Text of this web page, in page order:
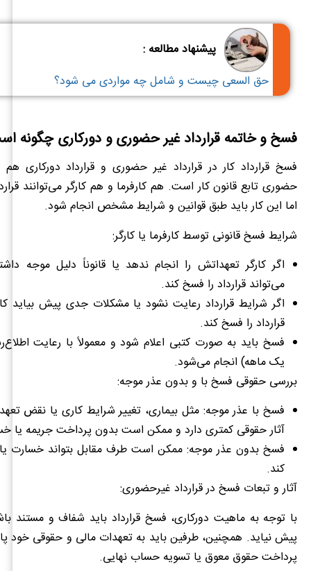
پیشنهاد مطالعه :
حق السعی چیست و شامل چه مواردی می شود؟
فسخ و خاتمه قرارداد غیر حضوری و دورکاری چگونه
فسخ قرارداد کار در قرارداد غیر حضوری و قرارداد دورکاری هم
حضوری تابع قانون کار است. هم کارفرما و هم کارگر می‌توانند
اما این کار باید طبق قوانین و شرایط مشخص انجام شود.
شرایط فسخ قانونی توسط کارفرما یا کارگر:
اگر کارگر تعهداتش را انجام ندهد یا قانوناً دلیل موجه
می‌تواند قرارداد را فسخ کند.
اگر شرایط قرارداد رعایت نشود یا مشکلات جدی پیش بیاید
قرارداد را فسخ کند.
فسخ باید به صورت کتبی اعلام شود و معمولاً با رعایت
یک ماهه) انجام می‌شود.
بررسی حقوقی فسخ با و بدون عذر موجه:
فسخ با عذر موجه: مثل بیماری، تغییر شرایط کاری یا نقض
آثار حقوقی کمتری دارد و ممکن است بدون پرداخت جریمه یا
فسخ بدون عذر موجه: ممکن است طرف مقابل بتواند خسارت
کند.
آثار و تبعات فسخ در قرارداد غیرحضوری:
با توجه به ماهیت دورکاری، فسخ قرارداد باید شفاف و مستند
پیش نیاید. همچنین، طرفین باید به تعهدات مالی و حقوقی خود
پرداخت حقوق معوق یا تسویه حساب نهایی.